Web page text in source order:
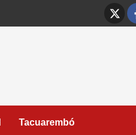
X
Tacuarembó